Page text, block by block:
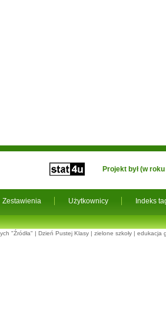
Zestawienia Użytkownicy Indeks
Projekt był (w
"Źródła" | Dzień Pustej Klasy | zielone szkoły | edukacja